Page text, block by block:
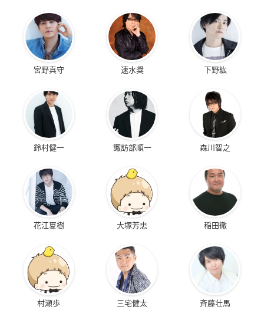
宮野真守 速水奨 下野紘
鈴村健一 諏訪部順一 森川智之
花江夏樹 大塚芳忠 稲田徹
村瀬歩 三宅健太 斉藤壮馬